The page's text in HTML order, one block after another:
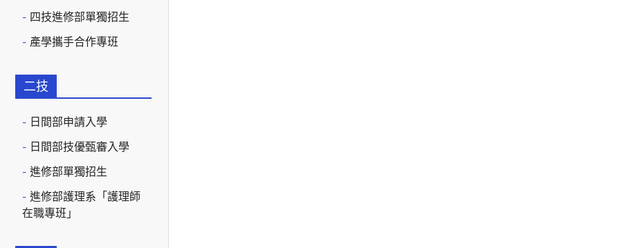
四技進修部單獨招生
產學攜手合作專班
二技
日間部申請入學
日間部技優甄審入學
進修部單獨招生
進修部護理系「護理師
在職專班」